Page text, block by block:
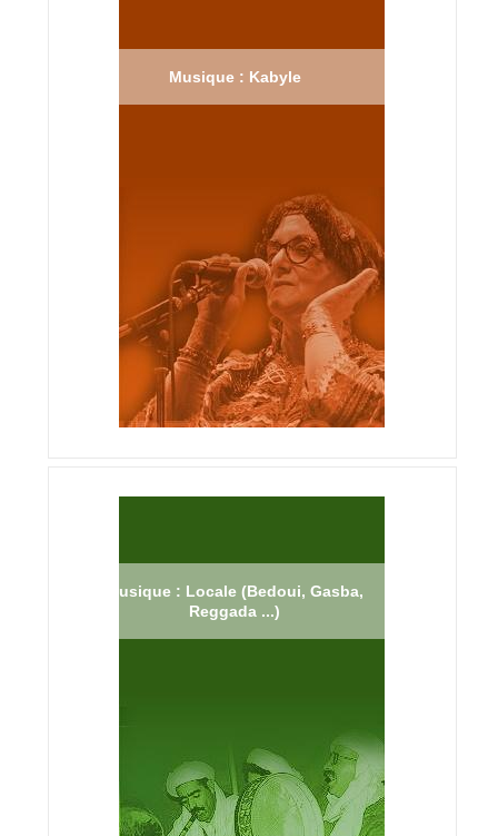
Musique : Kabyle
Musique : Locale (Bedoui, Gasba,
Reggada ...)